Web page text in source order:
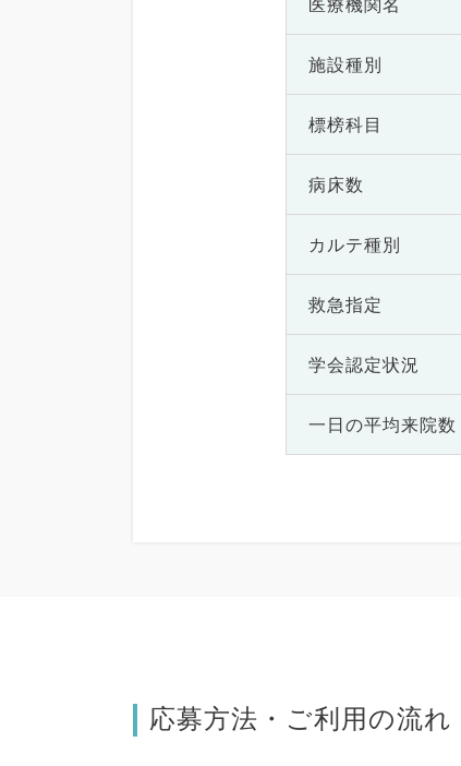
医療機関名
施設種別
標榜科目
病床数
カルテ種別
救急指定
学会認定状況
一日の平均来院数
応募方法・ご利用の流れ